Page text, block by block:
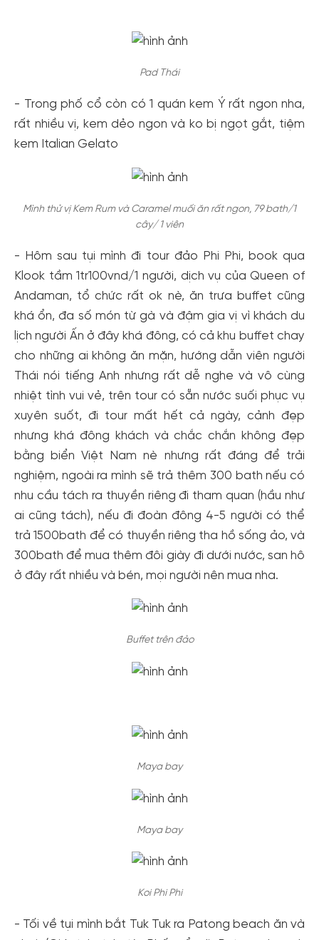
Pad Thái
- Trong phố cổ còn có 1 quán kem Ý rất ngon nha,
rất nhiều vị, kem dẻo ngon và ko bị ngọt gắt, tiệm
kem Italian Gelato
Mình thử vị Kem Rum và Caramel muối ăn rất ngon, 79 bath/1
cây/ 1 viên
- Hôm sau tụi mình đi tour đảo Phi Phi, book qua
Klook tầm 1tr100vnd/1 người, dịch vụ của Queen of
Andaman, tổ chức rất ok nè, ăn trưa buffet cũng
khá ổn, đa số món từ gà và đậm gia vị vì khách du
lịch người Ấn ở đây khá đông, có cả khu buffet chay
cho những ai không ăn mặn, hướng dẫn viên người
Thái nói tiếng Anh nhưng rất dễ nghe và vô cùng
nhiệt tình vui vẻ, trên tour có sẵn nước suối phục vụ
xuyên suốt, đi tour mất hết cả ngày, cảnh đẹp
nhưng khá đông khách và chắc chắn không đẹp
bằng biển Việt Nam nè nhưng rất đáng để trải
nghiệm, ngoài ra mình sẽ trả thêm 300 bath nếu có
nhu cầu tách ra thuyền riêng đi tham quan (hầu như
ai cũng tách), nếu đi đoàn đông 4-5 người có thể
trả 1500bath để có thuyền riêng tha hồ sống ảo, và
300bath để mua thêm đôi giày đi dưới nước, san hô
ở đây rất nhiều và bén, mọi người nên mua nha.
Buffet trên đảo
Maya bay
Maya bay
Koi Phi Phi
- Tối về tụi mình bắt Tuk Tuk ra Patong beach ăn và